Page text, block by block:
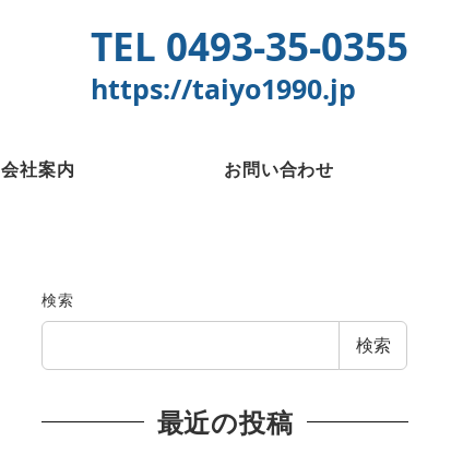
TEL 0493-35-0355
https://taiyo1990.jp
会社案内 お問い合わせ
検索
検索
最近の投稿